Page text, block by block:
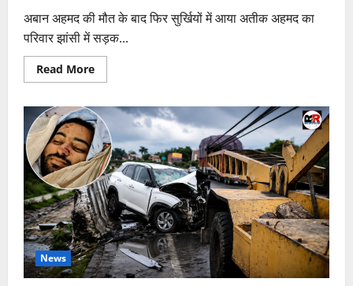
अबान अहमद की मौत के बाद फिर सुर्खियों में आया अतीक अहमद का
परिवार झांसी में सड़क...
Read MoreRead
more
अहमद
परिवार
का
आपराधिक
रिकॉर्ड:
पांच
बेटों
में
चार
पर
दर्ज
रहे
मुकदमे,
अबान
की
मौत
News